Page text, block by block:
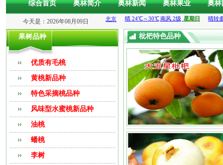
综合首页 奥林简介 奥林新闻 奥林果业 奥林
今天是：2026年08月09日
果树品种
优质有毛桃
黄桃新品种
特色采摘桃品种
风味型水蜜桃新品种
油桃
蟠桃
李树
枇杷特色品种